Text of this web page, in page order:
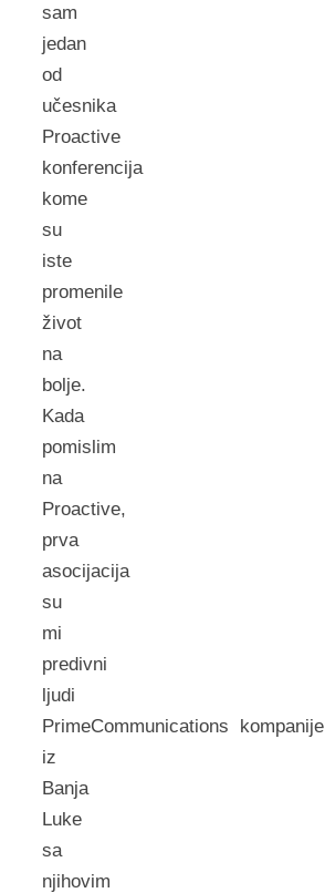
sam
jedan
od
učesnika
Proactive
konferencija
kome
su
iste
promenile
život
na
bolje.
Kada
pomislim
na
Proactive,
prva
asocijacija
su
mi
predivni
ljudi
PrimeCommunications kompanije
iz
Banja
Luke
sa
njihovim